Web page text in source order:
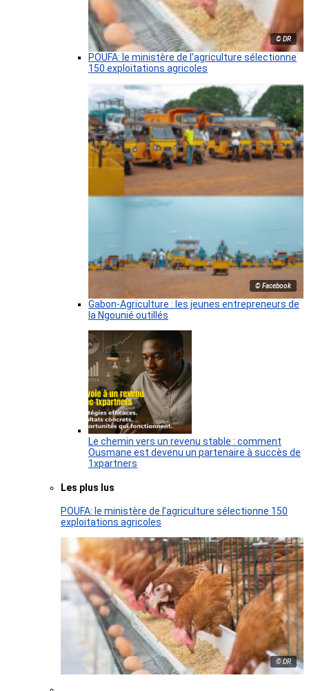
© DR
POUFA: le ministère de l’agriculture sélectionne
150 exploitations agricoles
© Facebook
Gabon-Agriculture : les jeunes entrepreneurs de
la Ngounié outillés
Le chemin vers un revenu stable : comment
Ousmane est devenu un partenaire à succès de
1xpartners
Les plus lus
POUFA: le ministère de l’agriculture sélectionne 150
exploitations agricoles
© DR